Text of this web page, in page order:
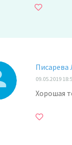
Писарева
09.05.2019
Хорошая